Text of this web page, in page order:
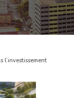
l’investissement